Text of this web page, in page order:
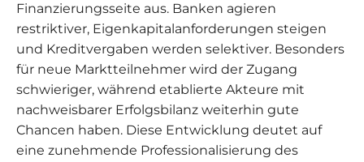
Finanzierungsseite aus. Banken agieren
restriktiver, Eigenkapitalanforderungen steigen
und Kreditvergaben werden selektiver. Besonders
für neue Marktteilnehmer wird der Zugang
schwieriger, während etablierte Akteure mit
nachweisbarer Erfolgsbilanz weiterhin gute
Chancen haben. Diese Entwicklung deutet auf
eine zunehmende Professionalisierung des